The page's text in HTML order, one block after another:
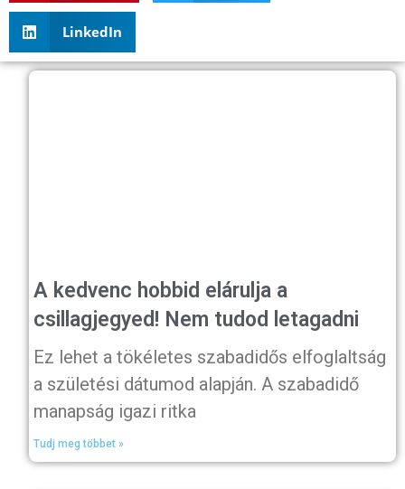
LinkedIn
A kedvenc hobbid elárulja a
csillagjegyed! Nem tudod letagadni
Ez lehet a tökéletes szabadidős elfoglaltság
a születési dátumod alapján. A szabadidő
manapság igazi ritka
Tudj meg többet »